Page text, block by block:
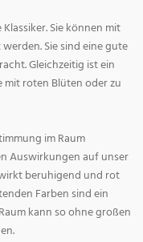
Sie können mit
Sie sind eine gute
Gleichzeitig ist ein
mit roten Blüten oder zu
im Raum
Auswirkungen auf unser
beruhigend und rot
Farben sind ein
kann so ohne großen